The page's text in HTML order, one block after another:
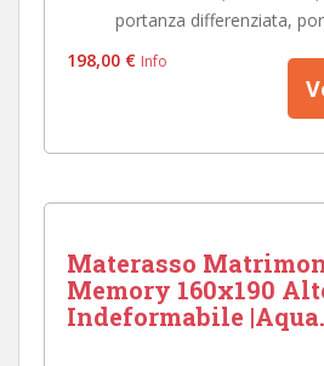
portanza differenziata,
198,00 € Info
Materasso
Memory 160x190
Indeformabile